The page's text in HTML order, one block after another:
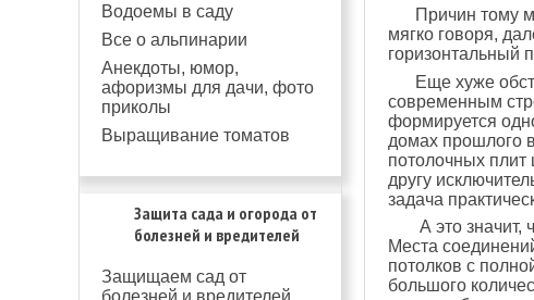
Водоемы в саду
Все о альпинарии
Анекдоты, юмор,
афоризмы для дачи, фото
приколы
Выращивание томатов
Защита сада и огорода от
болезней и вредителей
Защищаем сад от
болезней и вредителей.
Причин тому
мягко говоря,
горизонтальный
Еще хуже
современным
формируется
домах прошлого
потолочных плит
другу
задача
А это значит,
Места
потолков с
большого